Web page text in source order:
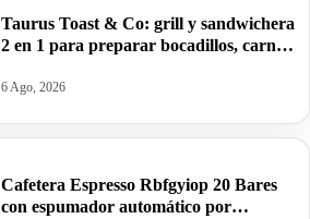
Taurus Toast & Co: grill y sandwichera
2 en 1 para preparar bocadillos, carnes
6 Ago, 2026
Cafetera Espresso Rbfgyiop 20 Bares
con espumador automático por